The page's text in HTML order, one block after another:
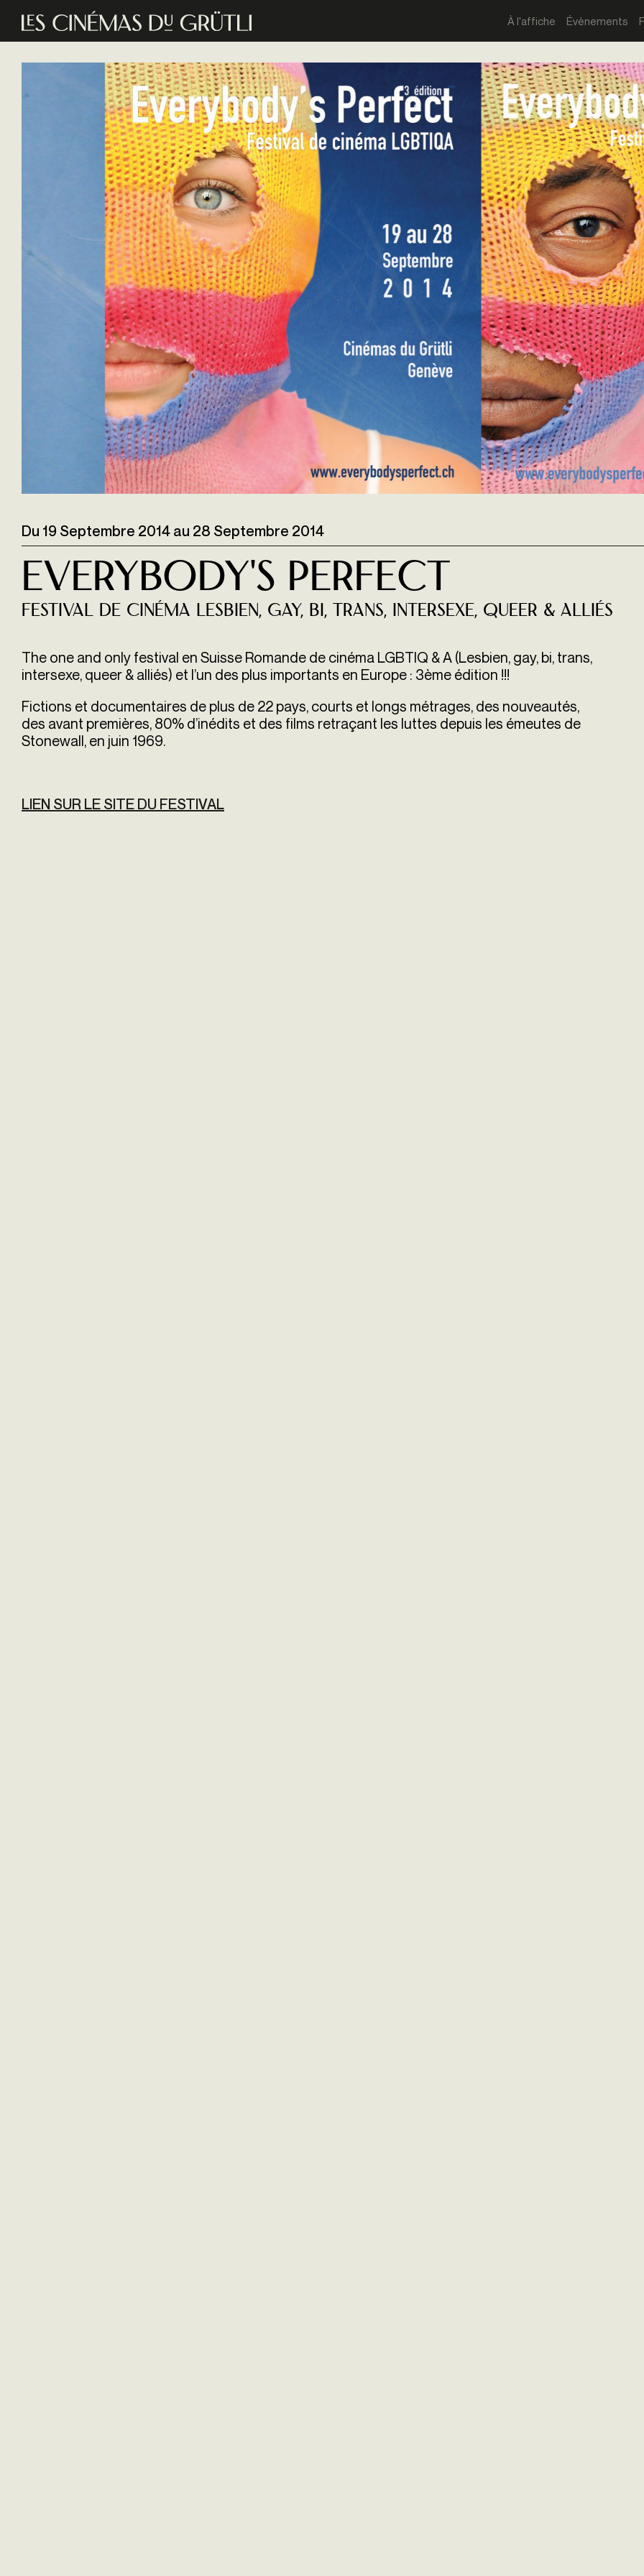
Aller au contenu principal
À l'affiche Évènements
Du 19 Septembre 2014 au 28 Septembre 2014
Everybody's Perfect
Festival de cinéma lesbien, gay, bi, trans, intersexe, queer & alliés
The one and only festival en Suisse Romande de cinéma LGBTIQ & A (Lesbien, gay, bi, trans,
intersexe, queer & alliés) et l’un des plus importants en Europe : 3ème édition !!!
Fictions et documentaires de plus de 22 pays, courts et longs métrages, des nouveautés,
des avant premières, 80% d’inédits et des films retraçant les luttes depuis les émeutes de
Stonewall, en juin 1969.
LIEN SUR LE SITE DU FESTIVAL